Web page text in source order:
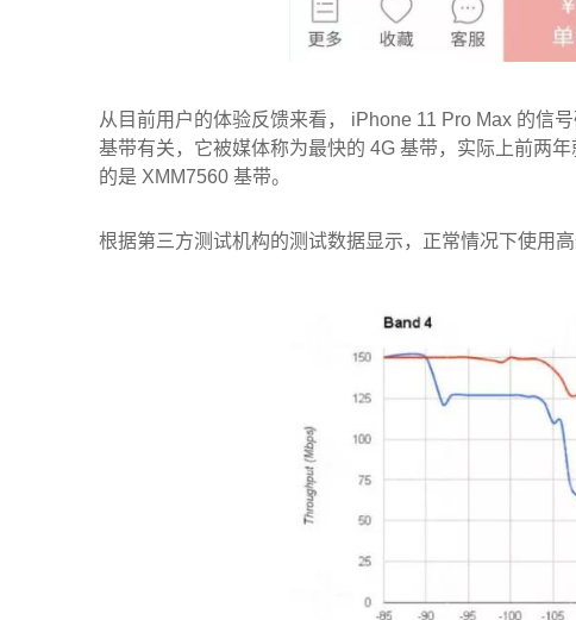
从目前用户的体验反馈来看， iPhone 11 Pro Max 的信
基带有关，它被媒体称为最快的 4G 基带，实际上前两
的是 XMM7560 基带。
根据第三方测试机构的测试数据显示，正常情况下使用